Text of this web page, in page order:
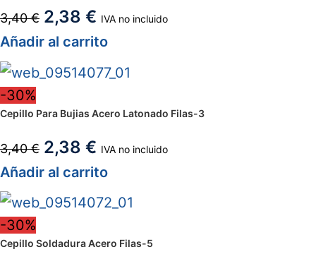
3,40€ 2,38 € IVA no incluido
Añadir al carrito
-30%
Cepillo Para Bujias Acero Latonado Filas-3
3,40€ 2,38 € IVA no incluido
Añadir al carrito
-30%
Cepillo Soldadura Acero Filas-5